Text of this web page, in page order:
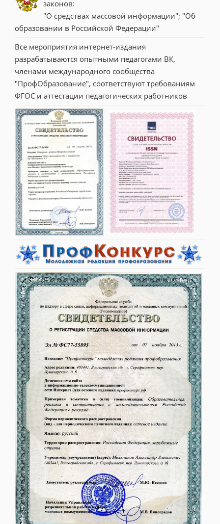
законов:
"О средствах массовой информации"; "Об
образовании в Российской Федерации"
Все мероприятия интернет-издания
разрабатываются опытными педагогами ВК,
членами международного сообщества
"ПрофОбразование", соответствуют требованиям
ФГОС и аттестации педагогических работников